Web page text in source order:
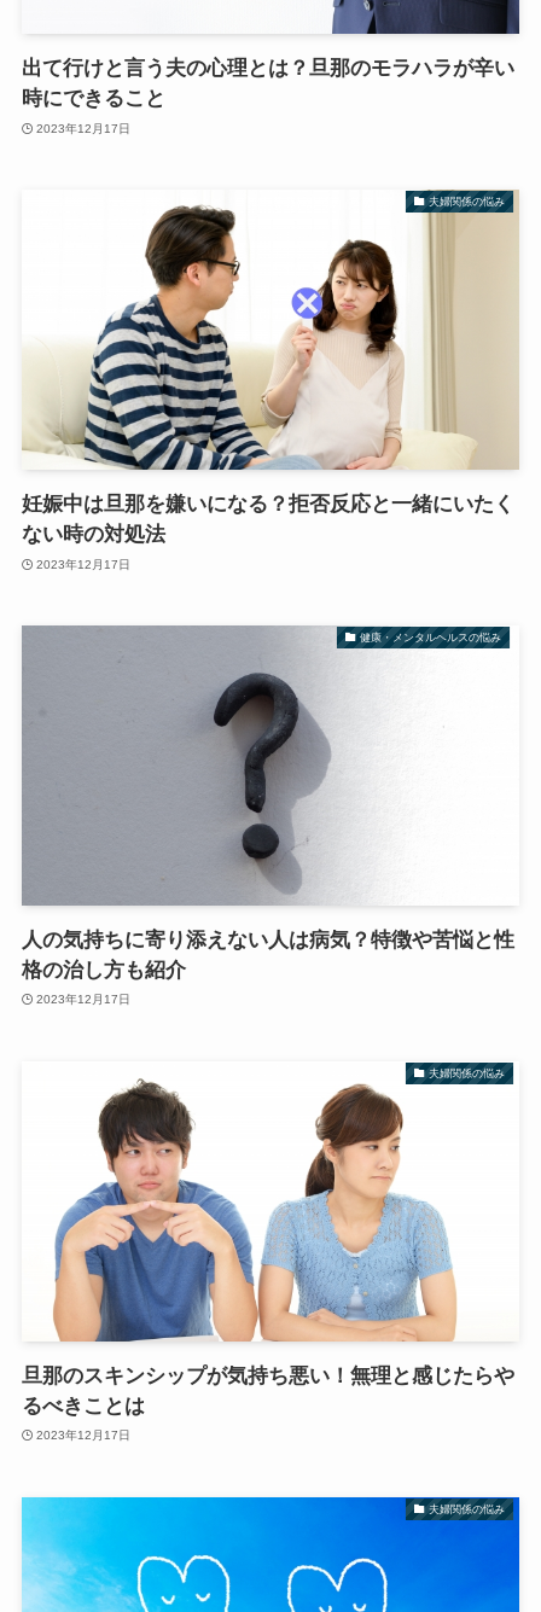
出て行けと言う夫の心理とは？旦那のモラハラが辛い
時にできること
2023年12月17日
夫婦関係の悩み
妊娠中は旦那を嫌いになる？拒否反応と一緒にいたく
ない時の対処法
2023年12月17日
健康・メンタルヘルスの悩み
人の気持ちに寄り添えない人は病気？特徴や苦悩と性
格の治し方も紹介
2023年12月17日
夫婦関係の悩み
旦那のスキンシップが気持ち悪い！無理と感じたらや
るべきことは
2023年12月17日
夫婦関係の悩み